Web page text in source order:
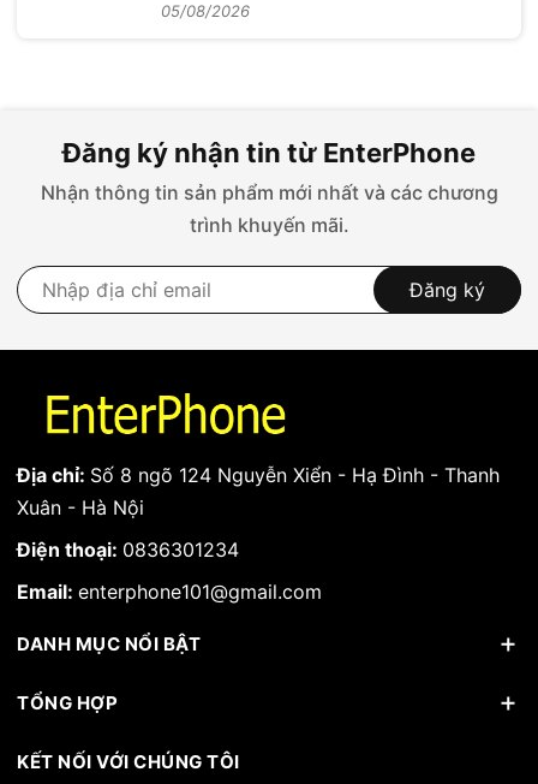
05/08/2026
Đăng ký nhận tin từ EnterPhone
Nhận thông tin sản phẩm mới nhất và các chương
trình khuyến mãi.
Đăng ký
Địa chỉ: Số 8 ngõ 124 Nguyễn Xiển - Hạ Đình - Thanh
Xuân - Hà Nội
Điện thoại: 0836301234
Email: enterphone101@gmail.com
DANH MỤC NỔI BẬT
TỔNG HỢP
KẾT NỐI VỚI CHÚNG TÔI